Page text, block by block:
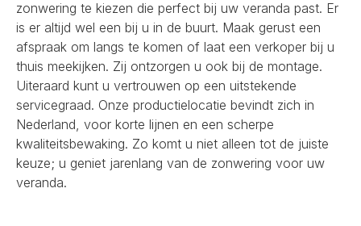
zonwering te kiezen die perfect bij uw veranda past. Er
is er altijd wel een bij u in de buurt. Maak gerust een
afspraak om langs te komen of laat een verkoper bij u
thuis meekijken. Zij ontzorgen u ook bij de montage.
Uiteraard kunt u vertrouwen op een uitstekende
servicegraad. Onze productielocatie bevindt zich in
Nederland, voor korte lijnen en een scherpe
kwaliteitsbewaking. Zo komt u niet alleen tot de juiste
keuze; u geniet jarenlang van de zonwering voor uw
veranda.